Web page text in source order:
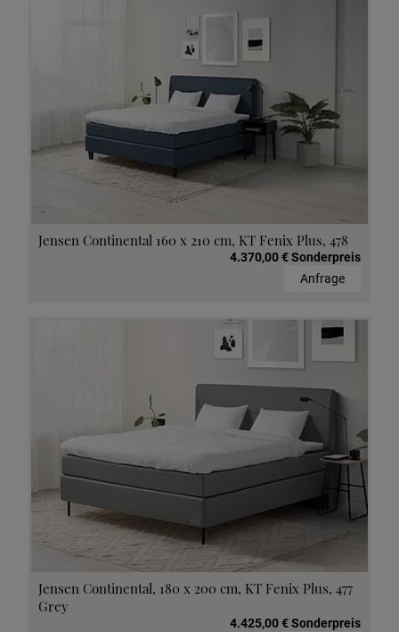
Jensen Continental 160 x 210 cm, KT Fenix Plus, 478
4.370,00 € Sonderpreis
Anfrage
Jensen Continental, 180 x 200 cm, KT Fenix Plus, 477
Grey
4.425,00 € Sonderpreis